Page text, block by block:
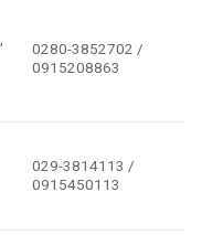
0280-3852702 /
0915208863
029-3814113 /
0915450113